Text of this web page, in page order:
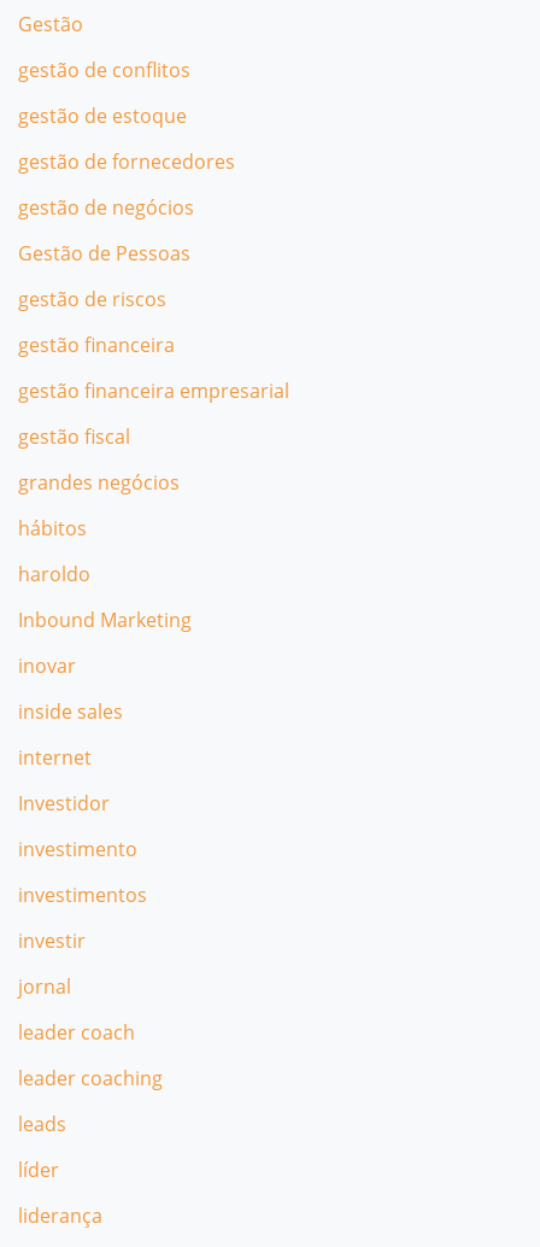
Gestão
gestão de conflitos
gestão de estoque
gestão de fornecedores
gestão de negócios
Gestão de Pessoas
gestão de riscos
gestão financeira
gestão financeira empresarial
gestão fiscal
grandes negócios
hábitos
haroldo
Inbound Marketing
inovar
inside sales
internet
Investidor
investimento
investimentos
investir
jornal
leader coach
leader coaching
leads
líder
liderança